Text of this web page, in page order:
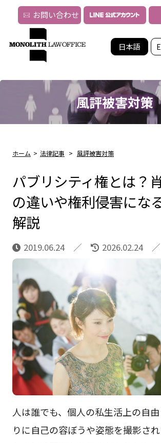
日本語
お問い合わせ
風評被害対策
ホーム > 法律記事 > 風評被害対策
パブリシティ権とは？
の違いや権利侵害にな
解説
2019.06.24 2026.02.24
人は誰でも、個人の私生活上の自
りに自己の容ぼうや姿態を撮影さ